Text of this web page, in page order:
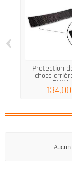
Protection
chocs
BMW...
‹